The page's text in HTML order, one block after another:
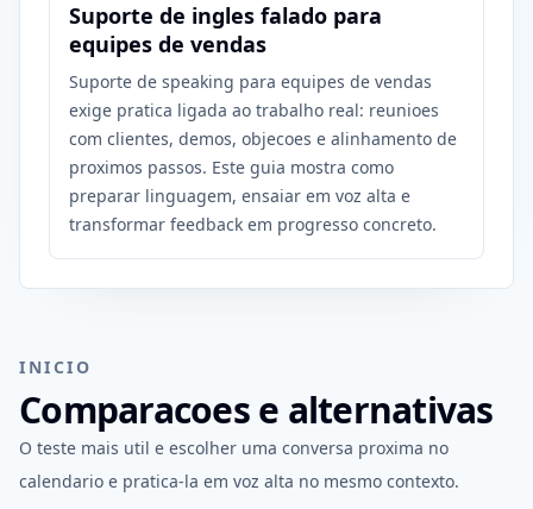
Suporte de ingles falado para
equipes de vendas
Suporte de speaking para equipes de vendas
exige pratica ligada ao trabalho real: reunioes
com clientes, demos, objecoes e alinhamento de
proximos passos. Este guia mostra como
preparar linguagem, ensaiar em voz alta e
transformar feedback em progresso concreto.
INICIO
Comparacoes e alternativas
O teste mais util e escolher uma conversa proxima no
calendario e pratica-la em voz alta no mesmo contexto.